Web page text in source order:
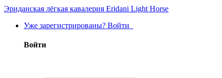
Эриданская лёгкая кавалерия Eridani Light Horse
Уже зарегистрированы? Войти
Войти